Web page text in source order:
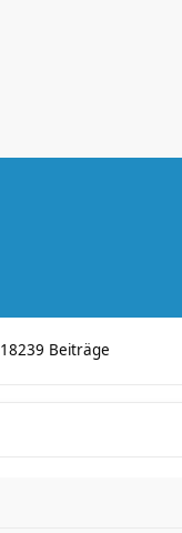
18239 Beiträge